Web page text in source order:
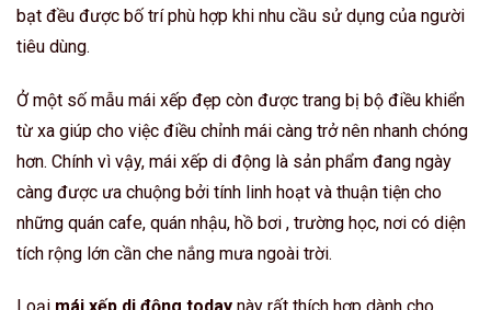
bạt đều được bố trí phù hợp khi nhu cầu sử dụng của người
tiêu dùng.
Ở một số mẫu mái xếp đẹp còn được trang bị bộ điều khiển
từ xa giúp cho việc điều chỉnh mái càng trở nên nhanh chóng
hơn. Chính vì vậy, mái xếp di động là sản phẩm đang ngày
càng được ưa chuộng bởi tính linh hoạt và thuận tiện cho
những quán cafe, quán nhậu, hồ bơi , trường học, nơi có diện
tích rộng lớn cần che nắng mưa ngoài trời.